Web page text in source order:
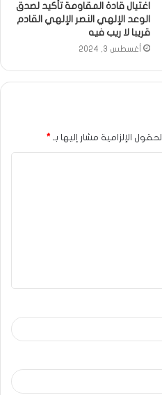
اغتيال قادة المقاومة تأكيد لصدق
الوعد الإلهي النصر الإلهي القادم
قريبا لا ريب فيه
أغسطس 3, 2024
الحقول الإلزامية مشار إليها بـ *